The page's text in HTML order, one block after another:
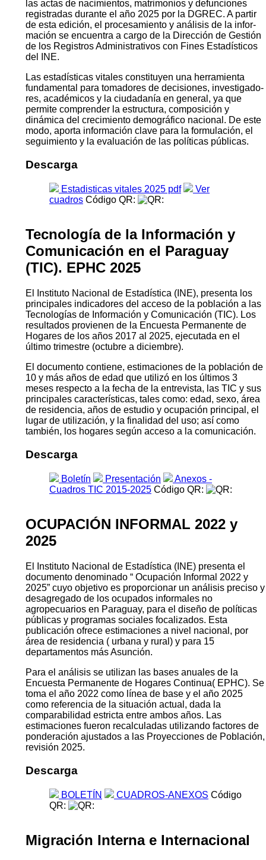
las actas de nacimientos, matrimonios y defunciones
registradas durante el año 2025 por la DGREC. A partir
de esta edición, el procesamiento y análisis de la infor­
mación se encuentra a cargo de la Dirección de Gestión
de los Registros Administrativos con Fines Estadísticos
del INE.
Las estadísticas vitales constituyen una herramienta
fundamental para tomadores de decisiones, investigado­
res, académicos y la ciudadanía en general, ya que
permite comprender la estructura, composición y
dinámica del crecimiento demográfico nacional. De este
modo, aporta información clave para la formulación, el
segui­miento y la evaluación de las políticas públicas.
Descarga
Estadisticas vitales 2025 pdf
Ver
cuadros Código QR:
Tecnología de la Información y
Comunicación en el Paraguay
(TIC). EPHC 2025
El Instituto Nacional de Estadística (INE), presenta los
principales indicadores del acceso de la población a las
Tecnologías de Información y Comunicación (TIC). Los
resultados provienen de la Encuesta Permanente de
Hogares de los años 2017 al 2025, ejecutada en el
último trimestre (octubre a diciembre).
El documento contiene, estimaciones de la población de
10 y más años de edad que utilizó en los últimos 3
meses respecto a la fecha de la entrevista, las TIC y sus
principales características, tales como: edad, sexo, área
de residencia, años de estudio y ocupación principal, el
lugar de utilización, y la finalidad del uso; así como
también, los hogares según acceso a la comunicación.
Descarga
Boletín Presentación
Anexos -
Cuadros TIC 2015-2025 Código QR:
OCUPACIÓN INFORMAL 2022 y
2025
El Instituto Nacional de Estadística (INE) presenta el
documento denominado “ Ocupación Informal 2022 y
2025” cuyo objetivo es proporcionar un análisis preciso y
desagregado de los ocupados informales no
agropecuarios en Paraguay, para el diseño de políticas
públicas y programas sociales focalizados. Esta
publicación ofrece estimaciones a nivel nacional, por
área de residencia ( urbana y rural) y para 15
departamentos más Asunción.
Para el análisis se utilizan las bases anuales de la
Encuesta Permanente de Hogares Continua( EPHC). Se
toma el año 2022 como línea de base y el año 2025
como referencia de la situación actual, dada la
comparabilidad estricta entre ambos años. Las
estimaciones fueron recalculadas utilizando factores de
ponderación ajustados a las Proyecciones de Población,
revisión 2025.
Descarga
BOLETÍN CUADROS-ANEXOS Código
QR:
Migración Interna e Internacional